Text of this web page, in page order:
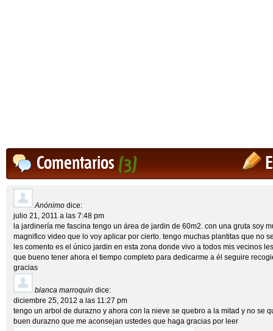
Comentarios(3)
Anónimo dice:
julio 21, 2011 a las 7:48 pm
la jardinería me fascina tengo un área de jardin de 60m2. con una gruta soy
magnifico video que lo voy aplicar por cierto. tengo muchas plantitas que no
les comento es el único jardin en esta zona donde vivo a todos mis vecinos
que bueno tener ahora el tiempo completo para dedicarme a él seguire
gracias
blanca marroquin dice:
diciembre 25, 2012 a las 11:27 pm
tengo un arbol de durazno y ahora con la nieve se quebro a la mitad y no se
buen durazno que me aconsejan ustedes que haga gracias por leer